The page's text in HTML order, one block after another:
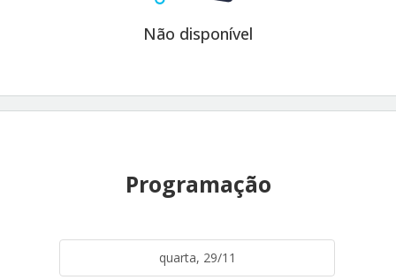
Não disponível
Programação
quarta, 29/11